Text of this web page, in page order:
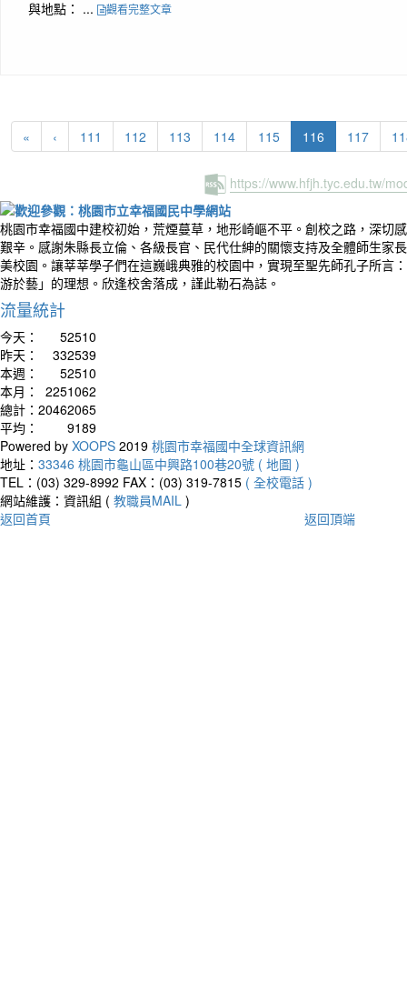
與地點： ... 觀看完整文章
« ‹ 111 112 113 114 115 116(current)
117
https://www.hfjh.tyc.edu.tw/
桃園市幸福國中建校初始，荒煙蔓草，地形崎嶇不平。創校之路，深切
艱辛。感謝朱縣長立倫、各級長官、民代仕紳的關懷支持及全體師生家
美校園。讓莘莘學子們在這巍峨典雅的校園中，實現至聖先師孔子所言
游於藝」的理想。欣逢校舍落成，謹此勒石為誌。
流量統計
今天：
52510
昨天：
332539
本週：
52510
本月：
2251062
總計： 20462065
平均：
9189
Powered by XOOPS 2019 桃園市幸福國中全球資訊網
地址： 33346 桃園市龜山區中興路100巷20號 ( 地圖 )
TEL：(03) 329-8992 FAX：(03) 319-7815 ( 全校電話 )
網站維護：資訊組 ( 教職員MAIL )
返回首頁
返回頂端